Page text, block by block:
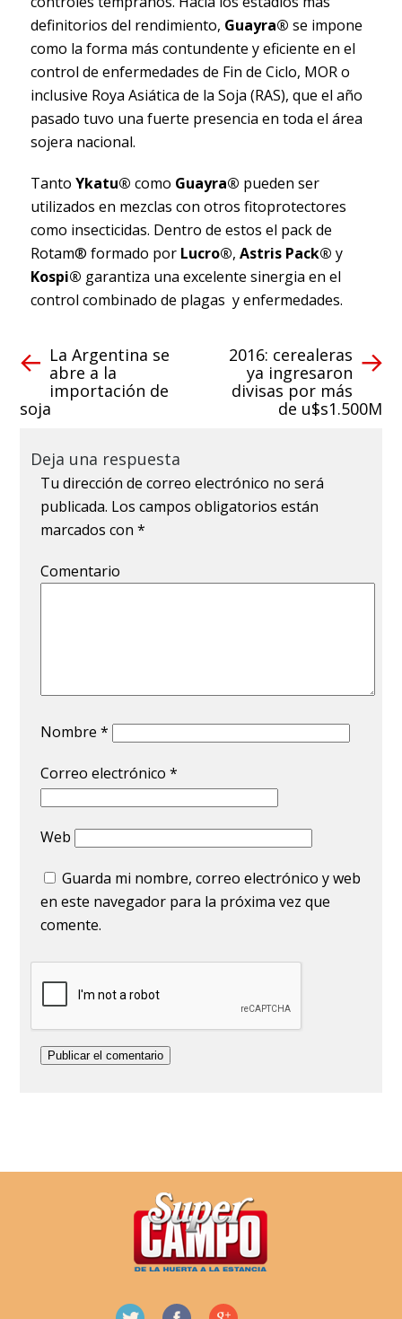
definitorios del rendimiento, Guayra® se impone
como la forma más contundente y eficiente en el
control de enfermedades de Fin de Ciclo, MOR o
inclusive Roya Asiática de la Soja (RAS), que el año
pasado tuvo una fuerte presencia en toda el área
sojera nacional.
Tanto Ykatu® como Guayra® pueden ser
utilizados en mezclas con otros fitoprotectores
como insecticidas. Dentro de estos el pack de
Rotam® formado por Lucro®, Astris Pack® y
Kospi® garantiza una excelente sinergia en el
control combinado de plagas y enfermedades.
La Argentina se
abre a la
importación de
soja
2016: cerealeras
ya ingresaron
divisas por más
de u$s1.500M
Deja una respuesta
Tu dirección de correo electrónico no será
publicada. Los campos obligatorios están
marcados con*
Comentario
Nombre*
Correo electrónico*
Web
Guarda mi nombre, correo electrónico y web
en este navegador para la próxima vez que
comente.